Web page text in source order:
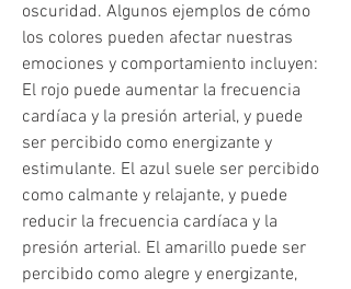
oscuridad. Algunos ejemplos de cómo
los colores pueden afectar nuestras
emociones y comportamiento incluyen:
El rojo puede aumentar la frecuencia
cardíaca y la presión arterial, y puede
ser percibido como energizante y
estimulante. El azul suele ser percibido
como calmante y relajante, y puede
reducir la frecuencia cardíaca y la
presión arterial. El amarillo puede ser
percibido como alegre y energizante,